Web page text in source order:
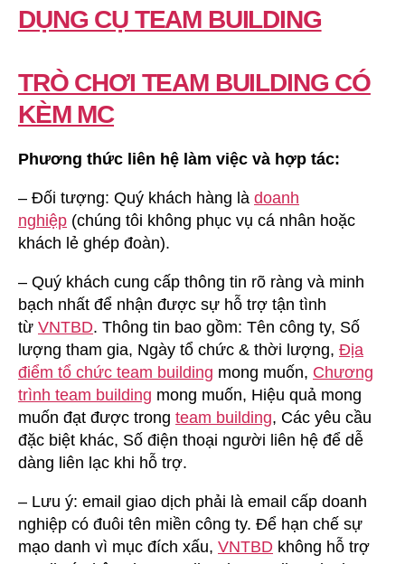
DỤNG CỤ TEAM BUILDING
TRÒ CHƠI TEAM BUILDING CÓ
KÈM MC
Phương thức liên hệ làm việc và hợp tác:
– Đối tượng: Quý khách hàng là doanh
nghiệp (chúng tôi không phục vụ cá nhân hoặc
khách lẻ ghép đoàn).
– Quý khách cung cấp thông tin rõ ràng và minh
bạch nhất để nhận được sự hỗ trợ tận tình
từ VNTBD. Thông tin bao gồm: Tên công ty, Số
lượng tham gia, Ngày tổ chức & thời lượng, Địa
điểm tổ chức team building mong muốn, Chương
trình team building mong muốn, Hiệu quả mong
muốn đạt được trong team building, Các yêu cầu
đặc biệt khác, Số điện thoại người liên hệ để dễ
dàng liên lạc khi hỗ trợ.
– Lưu ý: email giao dịch phải là email cấp doanh
nghiệp có đuôi tên miền công ty. Để hạn chế sự
mạo danh vì mục đích xấu, VNTBD không hỗ trợ